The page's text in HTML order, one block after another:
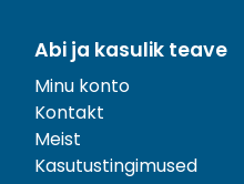
Abi ja kasulik teave
Minu konto
Kontakt
Meist
Kasutustingimused